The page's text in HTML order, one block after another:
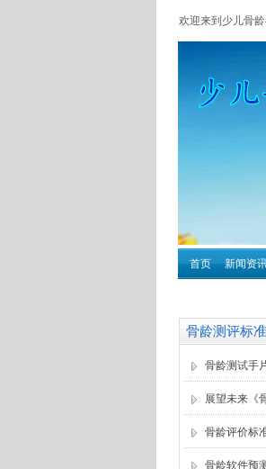
欢迎来到少儿骨
首页 新闻资
. 骨龄测评标准
骨龄测试手
展望未来《
骨龄评价标
骨龄软件预